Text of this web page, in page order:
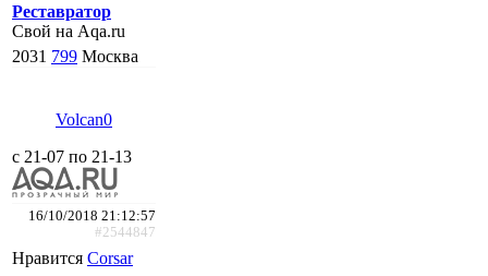
Реставратор
Свой на Aqa.ru
2031 799 Москва
Volcan0
с 21-07 по 21-13
16/10/2018 21:12:57
#2544847
Нравится Corsar